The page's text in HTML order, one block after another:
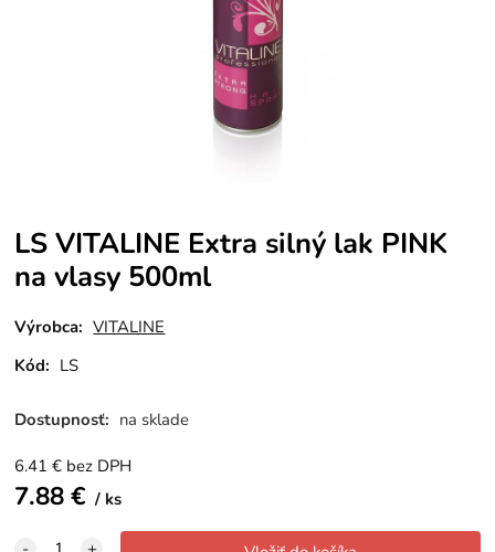
LS VITALINE Extra silný lak PINK
na vlasy 500ml
Výrobca: VITALINE
Kód: LS
Dostupnosť: na sklade
6.41 € bez DPH
7.88€ ks